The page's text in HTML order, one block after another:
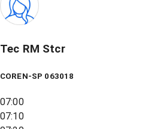
Tec RM Stcr
COREN-SP 063018
07:00
07:10